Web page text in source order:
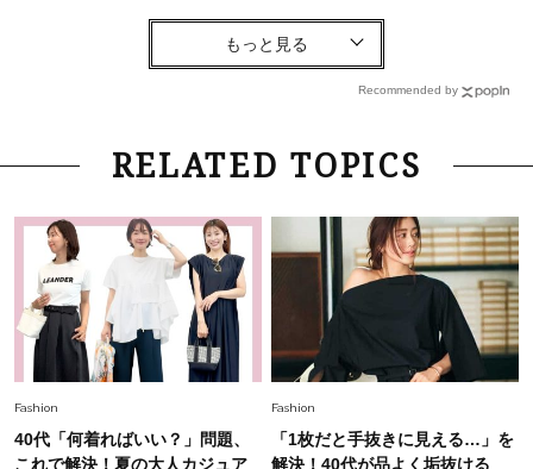
Lifestyle
「人間、役に立たなきゃ生きてちゃいかんか？」
Fashion 2026.6.12
中村ゆりさん「40代になり、やっと“仕事以外の
Fashion 2026.7.16
白黒でもこんなに華やぐ！40代、夏の「甘めト
ップス×パンツ」コーデ〈3選〉
40代の夏通勤はこれ１着！「きちんと感」も
「オシャレ」も整うトレンドトップス〈4選〉
Recommended by
RELATED TOPICS
Fashion
40代「何着ればいい？」問題、
これで解決！夏の大人カジュア
Fashion
「1枚だと手抜きに見える…」を
解決！40代が品よく垢抜ける